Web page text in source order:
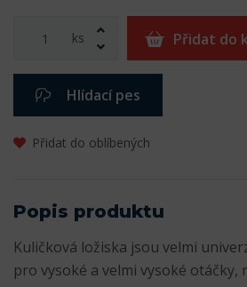
ks Přidat do
Hlídací pes
Přidat do oblíbených
Popis produktu
Kuličková ložiska jsou velmi
pro vysoké a velmi vysoké